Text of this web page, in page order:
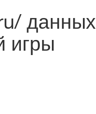
данных
игры